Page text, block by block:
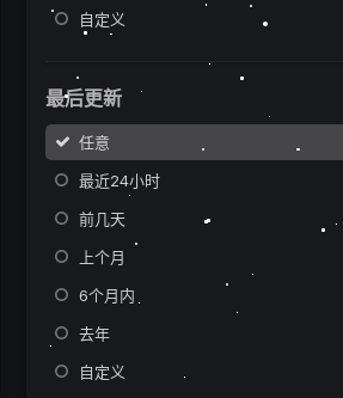
自定义
最后更新
任意
最近24小时
前几天
上个月
6个月内
去年
自定义